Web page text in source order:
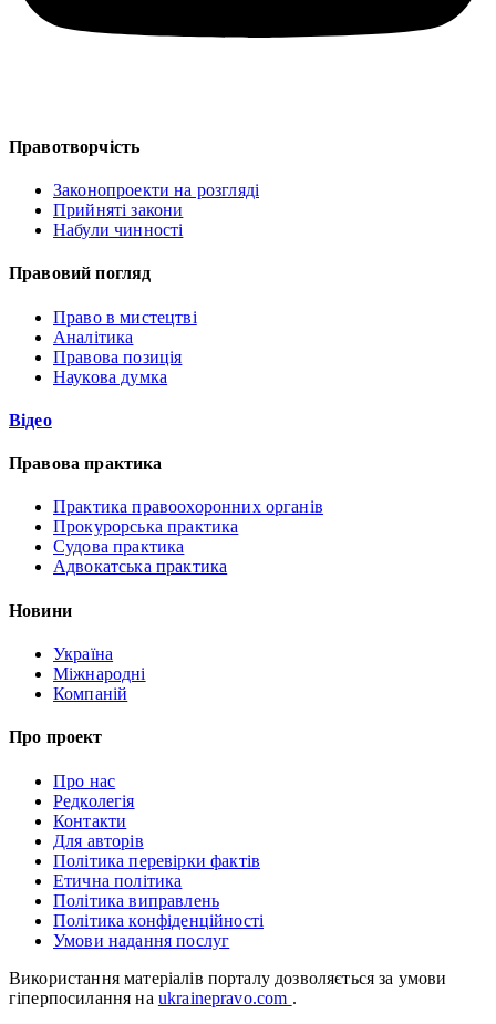
Правотворчість
Законопроекти на розгляді
Прийняті закони
Набули чинності
Правовий погляд
Право в мистецтві
Аналітика
Правова позиція
Наукова думка
Відео
Правова практика
Практика правоохоронних органів
Прокурорська практика
Судова практика
Адвокатська практика
Новини
Україна
Міжнародні
Компаній
Про проект
Про нас
Редколегія
Контакти
Для авторів
Політика перевірки фактів
Етична політика
Політика виправлень
Політика конфіденційності
Умови надання послуг
Використання матеріалів порталу дозволяється за умови
гіперпосилання на ukrainepravo.com .